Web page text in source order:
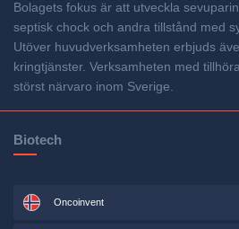
Bolagets fokus är att utveckla
septisk chock och andra tillstånd med
Utöver huvudverksamheten erbjuds
kringtjänster. Verksamheten med
störst närvaro inom Sverige.
Biotech
Oncoinvent